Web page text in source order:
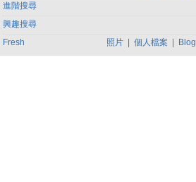
進階搜尋
興趣搜尋
Fresh
照片 個人檔案 Blog